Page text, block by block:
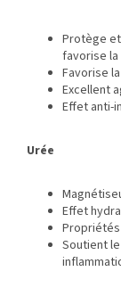
Protège
favorise
Favorise
Excellent
Effet anti-
Urée
Effet
Soutient